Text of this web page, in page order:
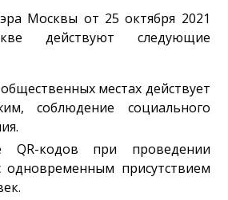
Москвы от 25 октября 2021
действуют следующие
местах действует
соблюдение социального
QR-кодов при проведении
одновременным присутствием